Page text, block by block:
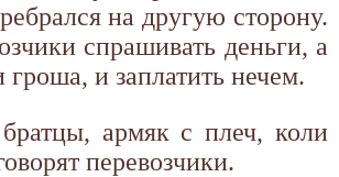
на другую сторону.
спрашивать деньги, а
гроша, и заплатить нечем.
армяк с плеч, коли
перевозчики.